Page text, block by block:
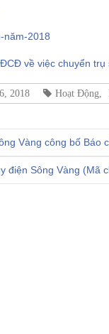
năm-2018
về việc chuyển trụ
2018 Hoạt Động
Vàng công bố Báo
điện Sông Vàng (Mã